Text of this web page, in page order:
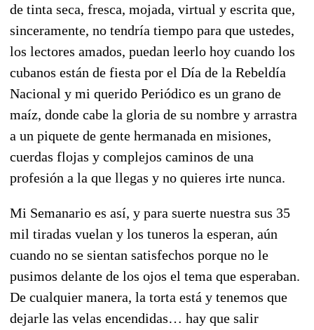
de tinta seca, fresca, mojada, virtual y escrita que,
sinceramente, no tendría tiempo para que ustedes,
los lectores amados, puedan leerlo hoy cuando los
cubanos están de fiesta por el Día de la Rebeldía
Nacional y mi querido Periódico es un grano de
maíz, donde cabe la gloria de su nombre y arrastra
a un piquete de gente hermanada en misiones,
cuerdas flojas y complejos caminos de una
profesión a la que llegas y no quieres irte nunca.
Mi Semanario es así, y para suerte nuestra sus 35
mil tiradas vuelan y los tuneros la esperan, aún
cuando no se sientan satisfechos porque no le
pusimos delante de los ojos el tema que esperaban.
De cualquier manera, la torta está y tenemos que
dejarle las velas encendidas… hay que salir